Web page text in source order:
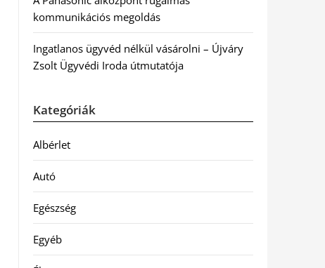
kommunikációs megoldás
Ingatlanos ügyvéd nélkül vásárolni – Újváry
Zsolt Ügyvédi Iroda útmutatója
Kategóriák
Albérlet
Autó
Egészség
Egyéb